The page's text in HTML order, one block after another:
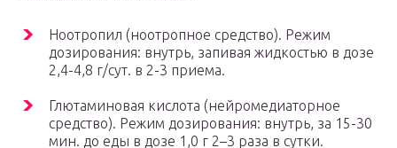
Ноотропил (ноотропное средство). Режим
дозирования: внутрь, запивая жидкостью в дозе
2,4-4,8 г/сут. в 2-3 приема.
Глютаминовая кислота (нейромедиаторное
средство). Режим дозирования: внутрь, за 15-30
мин. до еды в дозе 1,0 г 2–3 раза в сутки.